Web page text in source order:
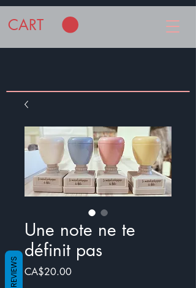
CART
Une note ne te
définit pas
CA$20.00Price
REVIEWS